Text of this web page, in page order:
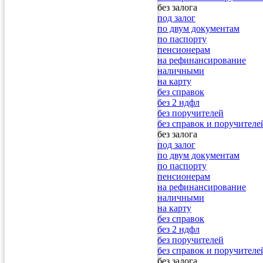
без залога
под залог
по двум документам
по паспорту
пенсионерам
на рефинансирование
наличными
на карту
без справок
без 2 ндфл
без поручителей
без справок и
без залога
под залог
по двум документам
по паспорту
пенсионерам
на рефинансирование
наличными
на карту
без справок
без 2 ндфл
без поручителей
без справок и
без залога